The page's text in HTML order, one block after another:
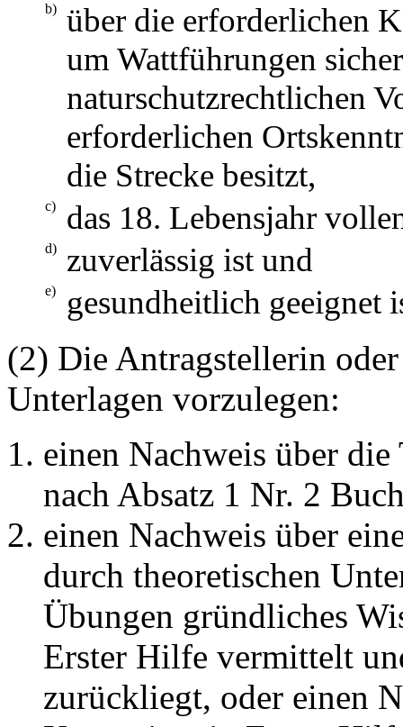
b)
über die erforderlichen
um Wattführungen
naturschutzrechtlichen
erforderlichen
die Strecke besitzt,
c) das 18. Lebensjahr
d) zuverlässig ist und
e) gesundheitlich geeignet
(2) Die Antragstellerin
Unterlagen vorzulegen:
einen Nachweis über
nach Absatz 1 Nr. 2
einen Nachweis über
durch theoretischen
Übungen gründliches
Erster Hilfe vermittelt
zurückliegt, oder einen